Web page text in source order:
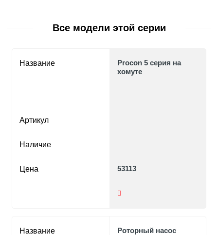
Все модели этой серии
Название
Артикул
Наличие
Цена
Procon 5 серия на
хомуте
53113
Название
Роторный насос